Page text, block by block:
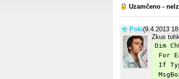
Uzamčeno -
Poki(9.4.2013
Zkus
Dim
For
If